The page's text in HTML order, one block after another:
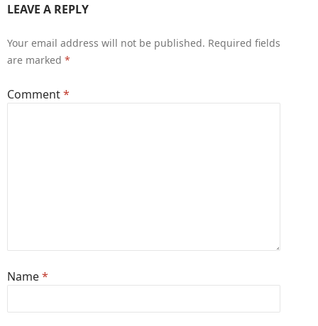
LEAVE A REPLY
Your email address will not be published. Required fields
are marked *
Comment*
Name*